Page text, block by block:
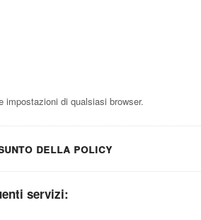
di qualsiasi browser.
della policy
servizi: